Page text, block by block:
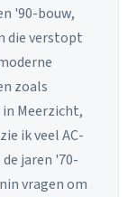
'90-bouw,
die verstopt
zoals
Meerzicht,
ik veel AC-
jaren '70-
vragen om